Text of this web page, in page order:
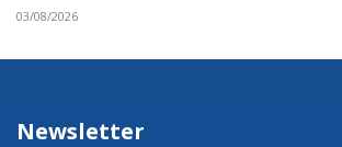
03/08/2026
Newsletter